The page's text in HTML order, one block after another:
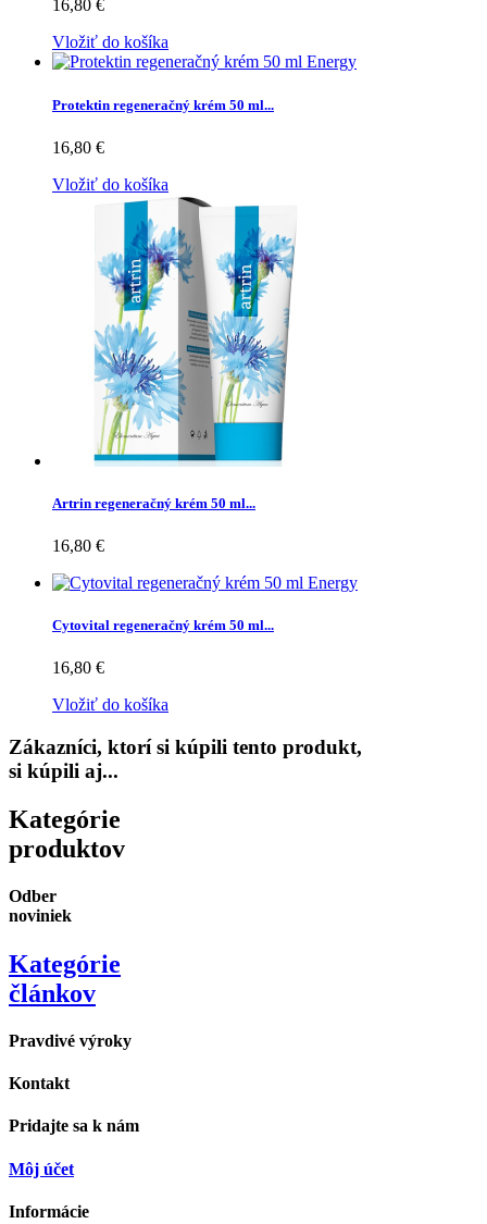
16,80 €
Vložiť do košíka
Protektin regeneračný krém 50 ml...
16,80 €
Vložiť do košíka
Artrin regeneračný krém 50 ml...
16,80 €
Cytovital regeneračný krém 50 ml...
16,80 €
Vložiť do košíka
Zákazníci, ktorí si kúpili tento produkt,
si kúpili aj...
Kategórie
produktov
Odber
noviniek
Kategórie
článkov
Pravdivé výroky
Kontakt
Pridajte sa k nám
Môj účet
Informácie